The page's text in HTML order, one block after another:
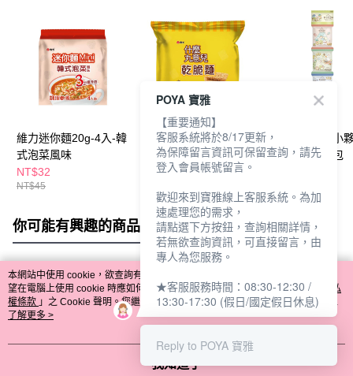
維力迷你麵20g-4入-韓
式泡菜風味
NT$32
NT$45
維力什麼丸意兒乾脆麵
35g-3入-雞汁風味
NT$45
京田製菓角落小
字蔬菜餅四連包
你可能有興趣的商品 全站排行
熱門標籤
本網站中使用 cookie，欲查詢有關本網站使用 cookie 方式之詳情，及若您不希
望在電腦上使用 cookie 時應如何變更電腦的 cookie 設定，請參閱本網站「
隱私
權條款 」之 Cookie 聲明。您繼續使用本網站即表示您同意本公司得按本網站使
用條款之 Cookie 聲明使用 cookie。
了解更多 >
我知道了
POYA 寶雅
【重要通知】
客服系統將於8/17更新，
為保障留言資訊可保留查詢，請先
登入會員帳號留言。
歡迎來到寶雅線上客服系統。為加
速處理您的需求，
請點選下方按鈕，查詢相關詳情，
若無欲查詢資訊，可直接留言，由
專人為您服務。
★客服服務時間：08:30-12:30 /
13:30-17:30 (假日/國定假日休息)
Reply to POYA 寶雅